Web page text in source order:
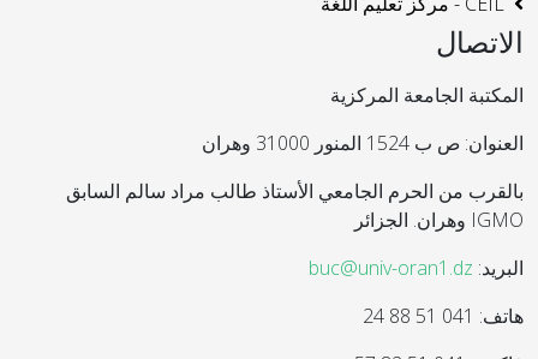
الاتصال
المكتبة الجامعة المركزية
العنوان: ص ب 1524 المنور 31000 وهران
بالقرب من الحرم الجامعي الأستاذ طالب مراد سالم السابق
IGMO وهران. الجزائر
البريد: buc@univ-oran1.dz
هاتف: 041 51 88 24